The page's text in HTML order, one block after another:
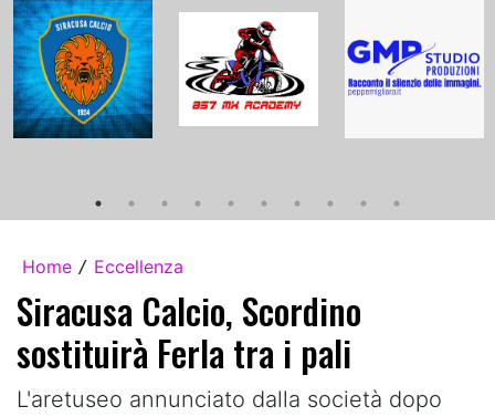
Home / Eccellenza
Siracusa Calcio, Scordino
sostituirà Ferla tra i pali
L'aretuseo annunciato dalla società dopo